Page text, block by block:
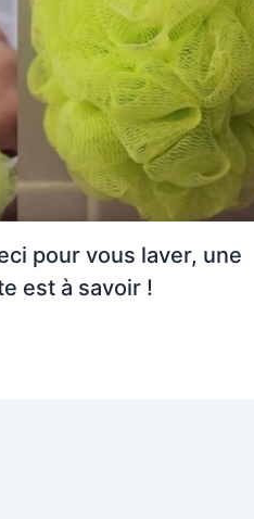
pour vous laver, une
est à savoir !